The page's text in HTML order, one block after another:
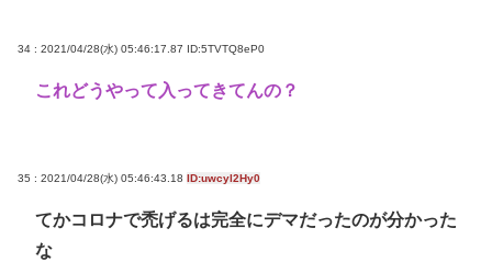
34 : 2021/04/28(水) 05:46:17.87 ID:5TVTQ8eP0
これどうやって入ってきてんの？
35 : 2021/04/28(水) 05:46:43.18 ID:uwcyl2Hy0
てかコロナで禿げるは完全にデマだったのが分かった
な